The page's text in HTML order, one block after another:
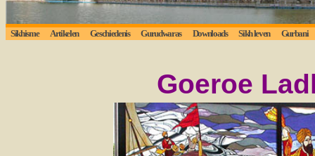
Sikhisme Artikelen Geschiedenis Gurudwaras Downloads Sikh leven Gurbani
Goeroe